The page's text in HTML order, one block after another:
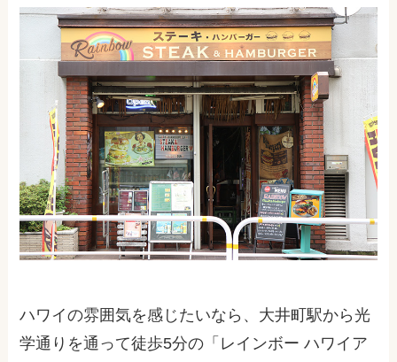
ハワイの雰囲気を感じたいなら、大井町駅から光
学通りを通って徒歩5分の「レインボー ハワイア